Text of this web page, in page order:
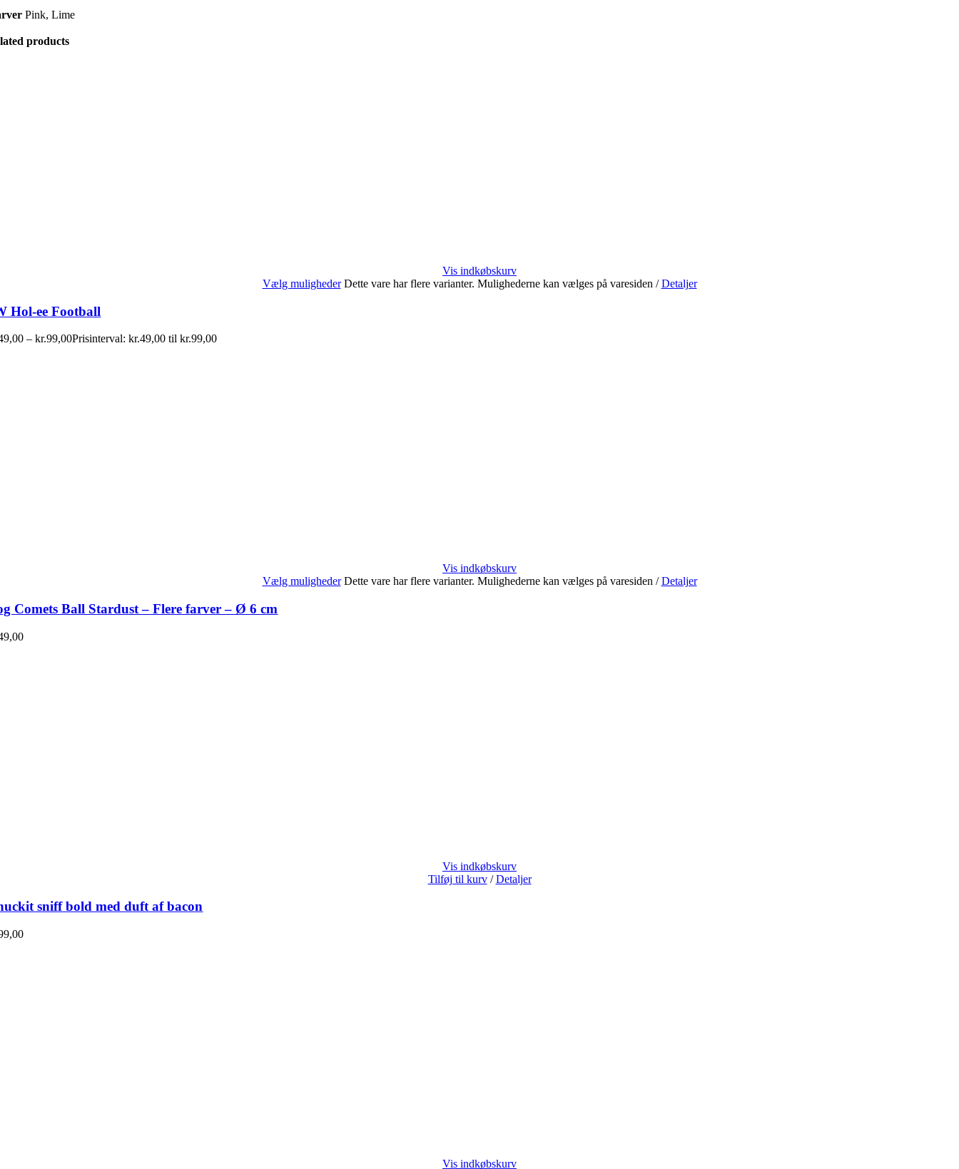
Pink, Lime
products
Vis indkøbskurv
Vælg muligheder Dette vare har flere varianter. Mulighederne kan vælges på varesiden / Detaljer
Hol-ee Football
– kr.99,00Prisinterval: kr.49,00 til kr.99,00
Vis indkøbskurv
Vælg muligheder Dette vare har flere varianter. Mulighederne kan vælges på varesiden / Detaljer
Comets Ball Stardust – Flere farver – Ø 6 cm
Vis indkøbskurv
Tilføj til kurv / Detaljer
sniff bold med duft af bacon
Vis indkøbskurv